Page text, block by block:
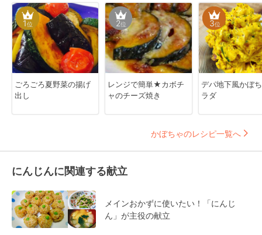
1位
ごろごろ夏野菜の揚げ
出し
2位
レンジで簡単★カボチ
ャのチーズ焼き
3位
デパ地下風かぼ
ラダ
かぼちゃのレシピ一覧へ
にんじんに関連する献立
メインおかずに使いたい！「にんじ
ん」が主役の献立